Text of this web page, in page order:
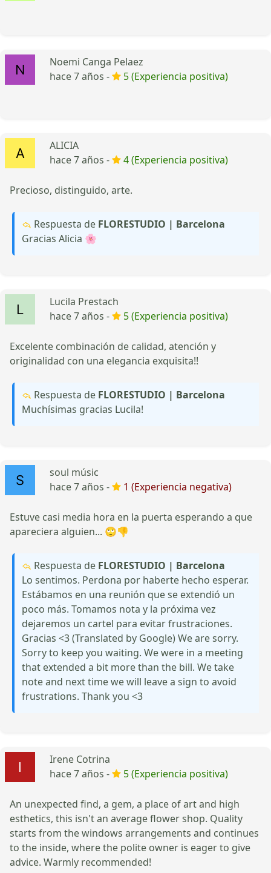
Noemi Canga Pelaez
hace 7 años -
5 (Experiencia positiva)
ALICIA
hace 7 años -
4 (Experiencia positiva)
Precioso, distinguido, arte.
Respuesta de FLORESTUDIO | Barcelona
Gracias Alicia 🌸
Lucila Prestach
hace 7 años -
5 (Experiencia positiva)
Excelente combinación de calidad, atención y
originalidad con una elegancia exquisita!!
Respuesta de FLORESTUDIO | Barcelona
Muchísimas gracias Lucila!
soul músic
hace 7 años -
1 (Experiencia negativa)
Estuve casi media hora en la puerta esperando a que
apareciera alguien... 🙄👎
Respuesta de FLORESTUDIO | Barcelona
Lo sentimos. Perdona por haberte hecho esperar.
Estábamos en una reunión que se extendió un
poco más. Tomamos nota y la próxima vez
dejaremos un cartel para evitar frustraciones.
Gracias <3 (Translated by Google) We are sorry.
Sorry to keep you waiting. We were in a meeting
that extended a bit more than the bill. We take
note and next time we will leave a sign to avoid
frustrations. Thank you <3
Irene Cotrina
hace 7 años -
5 (Experiencia positiva)
An unexpected find, a gem, a place of art and high
esthetics, this isn't an average flower shop. Quality
starts from the windows arrangements and continues
to the inside, where the polite owner is eager to give
advice. Warmly recommended!